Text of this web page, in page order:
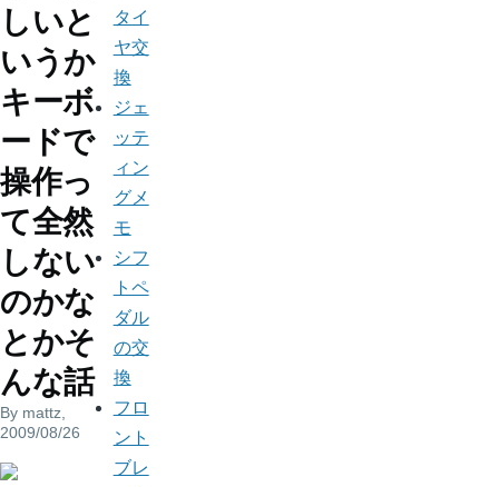
しいと
いうか
キーボ
ードで
操作っ
て全然
しない
のかな
とかそ
んな話
By mattz
2009/08/26
タイ
ヤ交
換
ジェ
ッテ
ィン
グメ
モ
シフ
トペ
ダル
の交
換
フロ
ント
ブレ